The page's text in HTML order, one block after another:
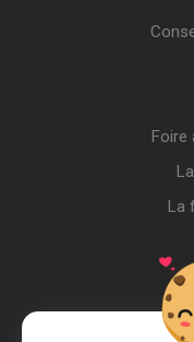
Foire
La